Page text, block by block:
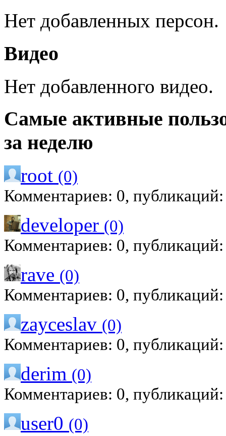
Нет добавленных персон.
Видео
Нет добавленного видео.
Самые активные
за неделю
root (0)
Комментариев: 0,
developer (0)
Комментариев: 0,
rave (0)
Комментариев: 0,
zayceslav (0)
Комментариев: 0,
derim (0)
Комментариев: 0,
user0 (0)